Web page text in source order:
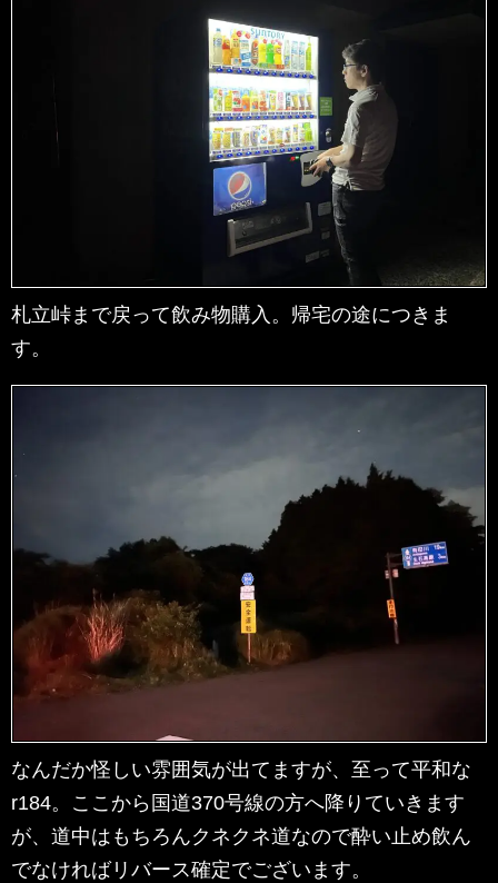
札立峠まで戻って飲み物購入。帰宅の途につきま
す。
なんだか怪しい雰囲気が出てますが、至って平和な
r184。ここから国道370号線の方へ降りていきます
が、道中はもちろんクネクネ道なので酔い止め飲ん
でなければリバース確定でございます。